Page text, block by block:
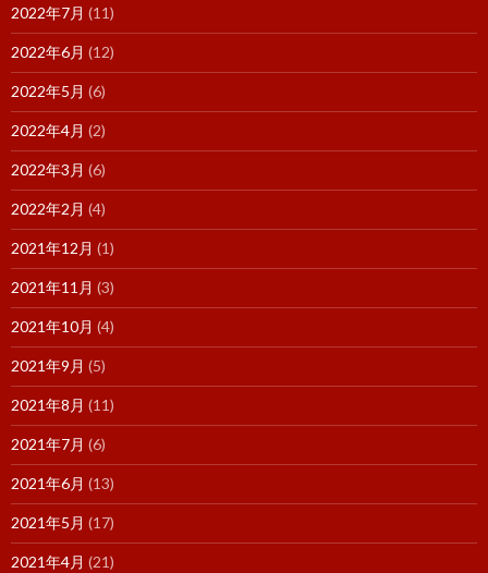
2022年7月 (11)
2022年6月 (12)
2022年5月 (6)
2022年4月 (2)
2022年3月 (6)
2022年2月 (4)
2021年12月 (1)
2021年11月 (3)
2021年10月 (4)
2021年9月 (5)
2021年8月 (11)
2021年7月 (6)
2021年6月 (13)
2021年5月 (17)
2021年4月 (21)